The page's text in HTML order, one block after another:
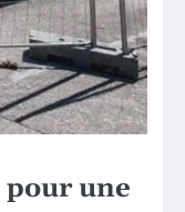
pour une